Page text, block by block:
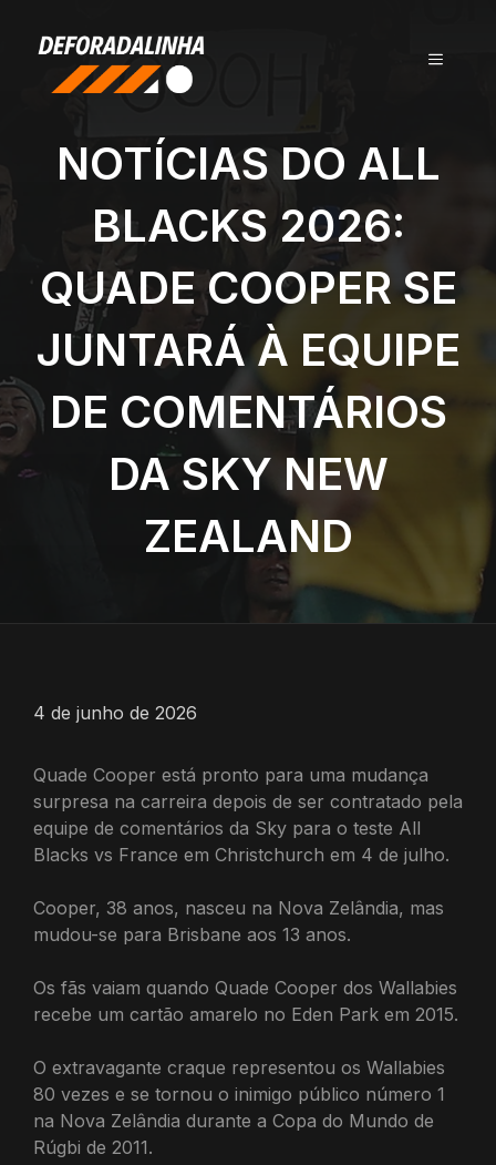
conteúdo
MENU
NOTÍCIAS DO ALL
BLACKS 2026:
QUADE COOPER SE
JUNTARÁ À EQUIPE
DE COMENTÁRIOS
DA SKY NEW
ZEALAND
4 de junho de 2026
Quade Cooper está pronto para uma mudança
surpresa na carreira depois de ser contratado pela
equipe de comentários da Sky para o teste All
Blacks vs France em Christchurch em 4 de julho.
Cooper, 38 anos, nasceu na Nova Zelândia, mas
mudou-se para Brisbane aos 13 anos.
Os fãs vaiam quando Quade Cooper dos Wallabies
recebe um cartão amarelo no Eden Park em 2015.
O extravagante craque representou os Wallabies
80 vezes e se tornou o inimigo público número 1
na Nova Zelândia durante a Copa do Mundo de
Rúgbi de 2011.